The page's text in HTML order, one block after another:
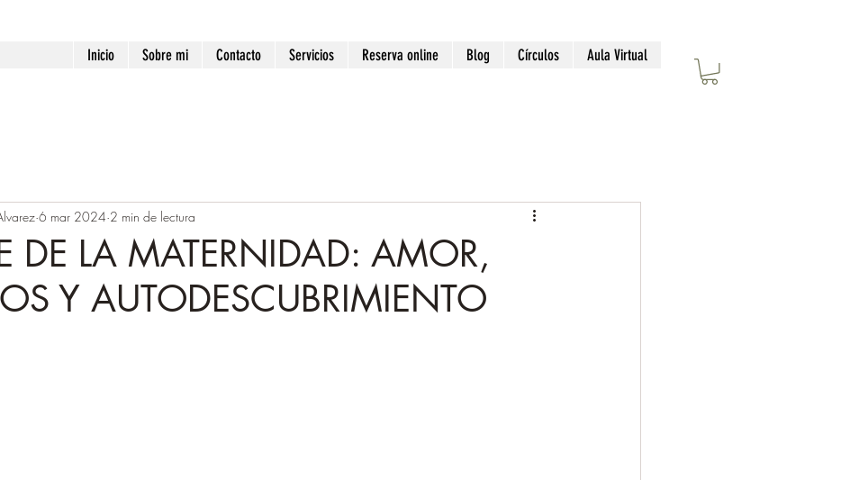
Inicio Sobre mi Contacto Servicios Reserva online Blog Círculos Aula Virtual
DE LA MATERNIDAD: AMOR,
Y AUTODESCUBRIMIENTO
6 mar 2024 2 min de lectura